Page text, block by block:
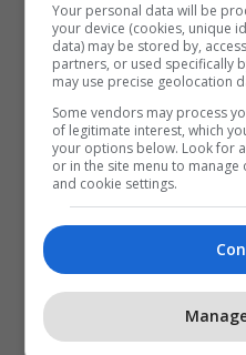
Your personal data will be
your device (cookies, unique
data) may be stored by,
partners, or used specifically
may use precise geolocation
Some vendors may process
of legitimate interest, which
your options below. Look for
or in the site menu to
and cookie settings.